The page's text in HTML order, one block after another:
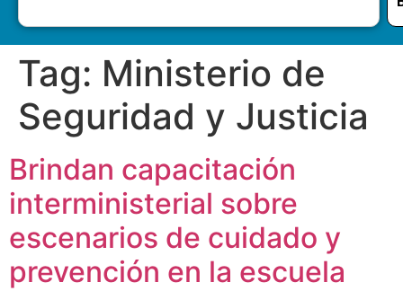
Tag: Ministerio de
Seguridad y Justicia
Brindan capacitación
interministerial sobre
escenarios de cuidado y
prevención en la escuela